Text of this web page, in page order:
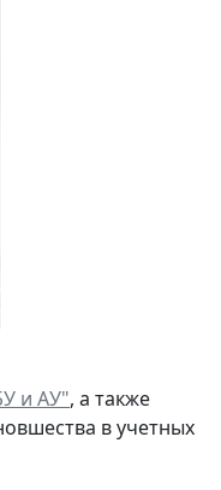
и АУ", а также
в учетных